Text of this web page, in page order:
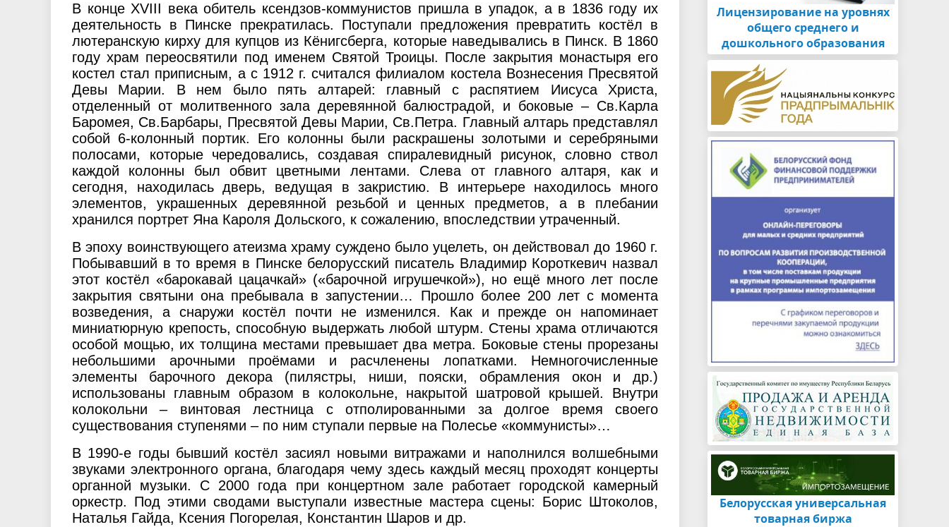
В конце XVIII века обитель ксендзов-коммунистов пришла в упадок, а в 1836 году их
деятельность в Пинске прекратилась. Поступали предложения превратить костёл в
лютеранскую кирху для купцов из Кёнигсберга, которые наведывались в Пинск. В 1860
году храм переосвятили под именем Святой Троицы. После закрытия монастыря его
костел стал приписным, а с 1912 г. считался филиалом костела Вознесения Пресвятой
Девы Марии. В нем было пять алтарей: главный с распятием Иисуса Христа,
отделенный от молитвенного зала деревянной балюстрадой, и боковые – Св.Карла
Баромея, Св.Барбары, Пресвятой Девы Марии, Св.Петра. Главный алтарь представлял
собой 6-колонный портик. Его колонны были раскрашены золотыми и серебряными
полосами, которые чередовались, создавая спиралевидный рисунок, словно ствол
каждой колонны был обвит цветными лентами. Слева от главного алтаря, как и
сегодня, находилась дверь, ведущая в закристию. В интерьере находилось много
элементов, украшенных деревянной резьбой и ценных предметов, а в плебании
хранился портрет Яна Кароля Дольского, к сожалению, впоследствии утраченный.
В эпоху воинствующего атеизма храму суждено было уцелеть, он действовал до 1960 г.
Побывавший в то время в Пинске белорусский писатель Владимир Короткевич назвал
этот костёл «барокавай цацачкай» («барочной игрушечкой»), но ещё много лет после
закрытия святыни она пребывала в запустении… Прошло более 200 лет с момента
возведения, а снаружи костёл почти не изменился. Как и прежде он напоминает
миниатюрную крепость, способную выдержать любой штурм. Стены храма отличаются
особой мощью, их толщина местами превышает два метра. Боковые стены прорезаны
небольшими арочными проёмами и расчленены лопатками. Немногочисленные
элементы барочного декора (пилястры, ниши, пояски, обрамления окон и др.)
использованы главным образом в колокольне, накрытой шатровой крышей. Внутри
колокольни – винтовая лестница с отполированными за долгое время своего
существования ступенями – по ним ступали первые на Полесье «коммунисты»…
В 1990-е годы бывший костёл засиял новыми витражами и наполнился волшебными
звуками электронного органа, благодаря чему здесь каждый месяц проходят концерты
органной музыки. С 2000 года при концертном зале работает городской камерный
оркестр. Под этими сводами выступали известные мастера сцены: Борис Штоколов,
Наталья Гайда, Ксения Погорелая, Константин Шаров и др.
Лицензирование на уровнях
общего среднего и
дошкольного образования
Белорусская универсальная
товарная биржа